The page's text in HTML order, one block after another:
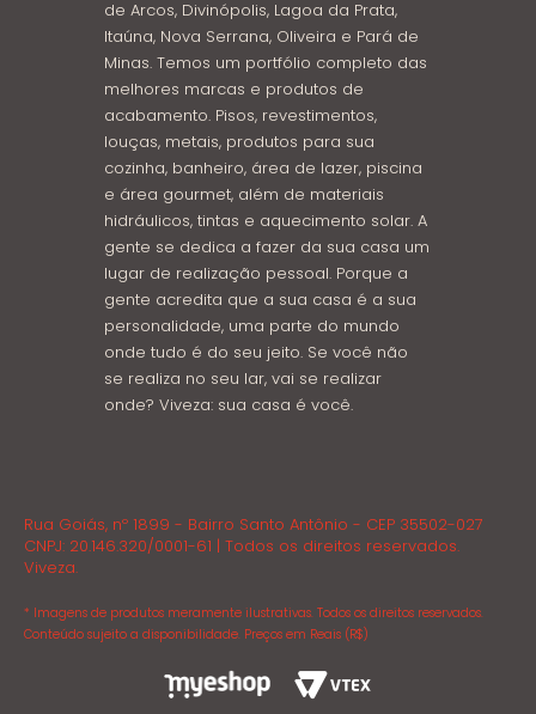
de Arcos, Divinópolis, Lagoa da Prata,
Itaúna, Nova Serrana, Oliveira e Pará de
Minas. Temos um portfólio completo das
melhores marcas e produtos de
acabamento. Pisos, revestimentos,
louças, metais, produtos para sua
cozinha, banheiro, área de lazer, piscina
e área gourmet, além de materiais
hidráulicos, tintas e aquecimento solar. A
gente se dedica a fazer da sua casa um
lugar de realização pessoal. Porque a
gente acredita que a sua casa é a sua
personalidade, uma parte do mundo
onde tudo é do seu jeito. Se você não
se realiza no seu lar, vai se realizar
onde? Viveza: sua casa é você.
Rua Goiás, nº 1899 - Bairro Santo Antônio - CEP 35502-027
CNPJ: 20.146.320/0001-61 | Todos os direitos reservados.
Viveza.
* Imagens de produtos meramente ilustrativas. Todos os direitos reservados.
Conteúdo sujeito a disponibilidade. Preços em Reais (R$)